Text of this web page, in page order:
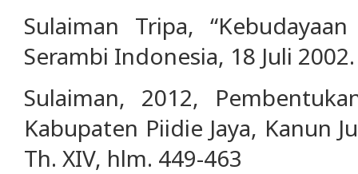
Sulaiman Tripa,
Serambi Indonesia, 18 Juli 2002.
Sulaiman, 2012,
Kabupaten Piidie Jaya, Kanun
Th. XIV, hlm. 449-463